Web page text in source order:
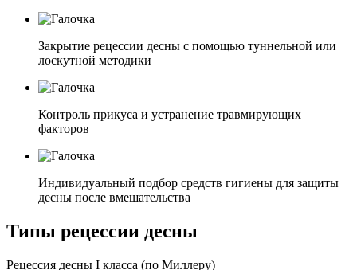
Закрытие рецессии десны с помощью туннельной или
лоскутной методики
Контроль прикуса и устранение травмирующих
факторов
Индивидуальный подбор средств гигиены для защиты
десны после вмешательства
Типы рецессии десны
Рецессия десны I класса (по Миллеру)